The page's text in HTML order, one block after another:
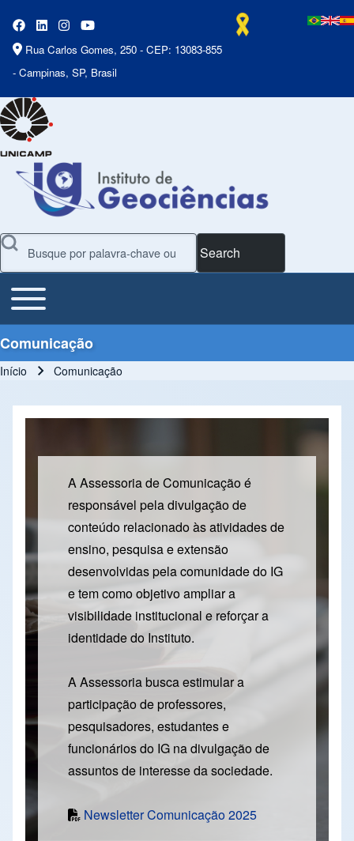
Rua Carlos Gomes, 250 - CEP: 13083-855
- Campinas, SP, Brasil
Search
Main Menu
Toggle main menu
Comunicação
Início Comunicação
A Assessoria de Comunicação é
responsável pela divulgação de
conteúdo relacionado às atividades de
ensino, pesquisa e extensão
desenvolvidas pela comunidade do IG
e tem como objetivo ampliar a
visibilidade institucional e reforçar a
identidade do Instituto.
A Assessoria busca estimular a
participação de professores,
pesquisadores, estudantes e
funcionários do IG na divulgação de
assuntos de interesse da sociedade.
Newsletter Comunicação 2025